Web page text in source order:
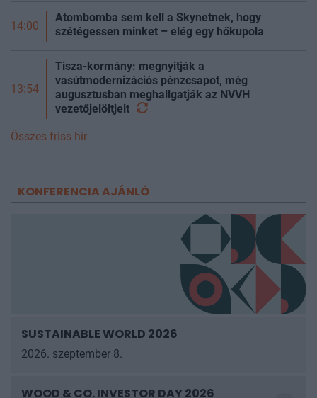
14:00
Atombomba sem kell a Skynetnek, hogy
szétégessen minket – elég egy hőkupola
13:54
Tisza-kormány: megnyitják a
vasútmodernizációs pénzcsapot, még
augusztusban meghallgatják az NVVH
vezetőjelöltjeit
Összes friss hír
KONFERENCIA AJÁNLÓ
SUSTAINABLE WORLD 2026
2026. szeptember 8.
WOOD & CO. INVESTOR DAY 2026